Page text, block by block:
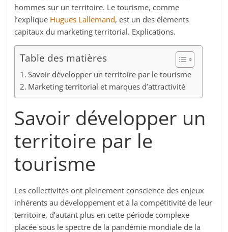
hommes sur un territoire. Le tourisme, comme
l’explique Hugues Lallemand, est un des éléments
capitaux du marketing territorial. Explications.
Table des matières
Savoir développer un territoire par le tourisme
Marketing territorial et marques d’attractivité
Savoir développer un
territoire par le
tourisme
Les collectivités ont pleinement conscience des enjeux
inhérents au développement et à la compétitivité de leur
territoire, d’autant plus en cette période complexe
placée sous le spectre de la pandémie mondiale de la